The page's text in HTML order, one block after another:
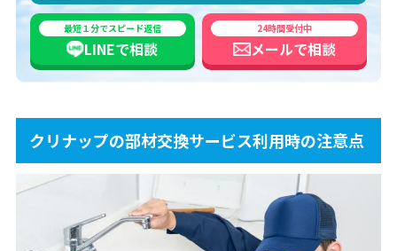
最短１分でスピード返信
LINEで相談
24時間受付中
メールで相談
クリナップの部材交換サービス利用時の注意点